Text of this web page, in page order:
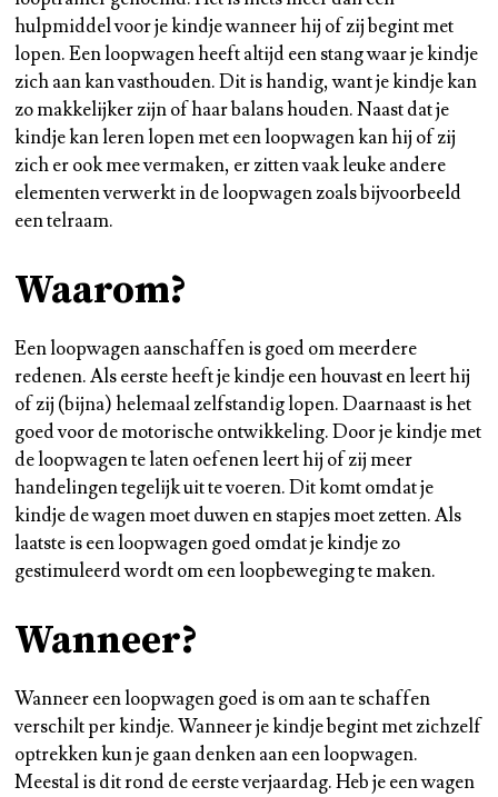
hulpmiddel voor je kindje wanneer hij of zij begint met
lopen. Een loopwagen heeft altijd een stang waar je kindje
zich aan kan vasthouden. Dit is handig, want je kindje kan
zo makkelijker zijn of haar balans houden. Naast dat je
kindje kan leren lopen met een loopwagen kan hij of zij
zich er ook mee vermaken, er zitten vaak leuke andere
elementen verwerkt in de loopwagen zoals bijvoorbeeld
een telraam.
Waarom?
Een loopwagen aanschaffen is goed om meerdere
redenen. Als eerste heeft je kindje een houvast en leert hij
of zij (bijna) helemaal zelfstandig lopen. Daarnaast is het
goed voor de motorische ontwikkeling. Door je kindje met
de loopwagen te laten oefenen leert hij of zij meer
handelingen tegelijk uit te voeren. Dit komt omdat je
kindje de wagen moet duwen en stapjes moet zetten. Als
laatste is een loopwagen goed omdat je kindje zo
gestimuleerd wordt om een loopbeweging te maken.
Wanneer?
Wanneer een loopwagen goed is om aan te schaffen
verschilt per kindje. Wanneer je kindje begint met zichzelf
optrekken kun je gaan denken aan een loopwagen.
Meestal is dit rond de eerste verjaardag. Heb je een wagen